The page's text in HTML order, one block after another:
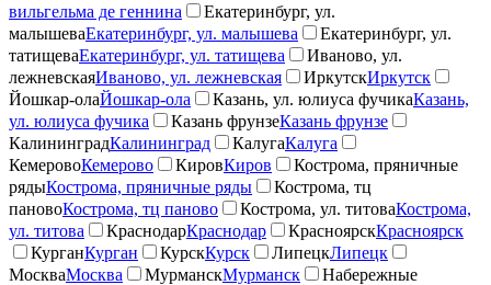
вильгельма де геннина
Екатеринбург, ул.
малышеваЕкатеринбург, ул. малышева
Екатеринбург, ул.
татищеваЕкатеринбург, ул. татищева
Иваново, ул.
лежневскаяИваново, ул. лежневская ИркутскИркутск
Йошкар-олаЙошкар-ола Казань, ул. юлиуса фучикаКазань,
ул. юлиуса фучика
Казань фрунзеКазань фрунзе
КалининградКалининград КалугаКалуга
КемеровоКемерово КировКиров
Кострома, пряничные
рядыКострома, пряничные ряды
Кострома, тц
пановоКострома, тц паново Кострома, ул. титоваКострома,
ул. титова
КраснодарКраснодар КрасноярскКрасноярск
КурганКурган КурскКурск ЛипецкЛипецк
МоскваМосква МурманскМурманск
Набережные